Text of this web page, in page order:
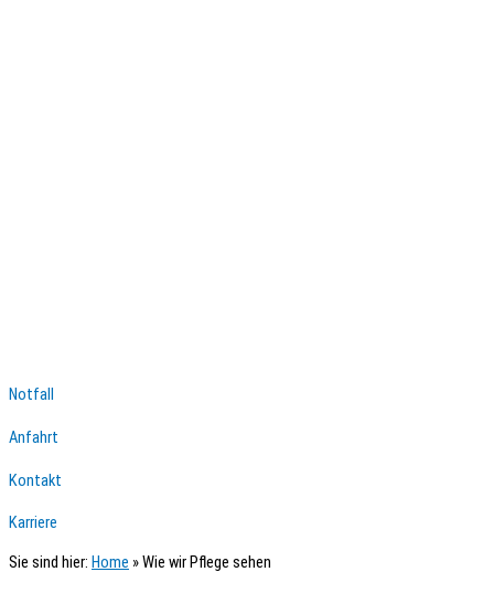
Notfall
Anfahrt
Kontakt
Karriere
Sie sind hier: Home »Wie wir Pflege sehen